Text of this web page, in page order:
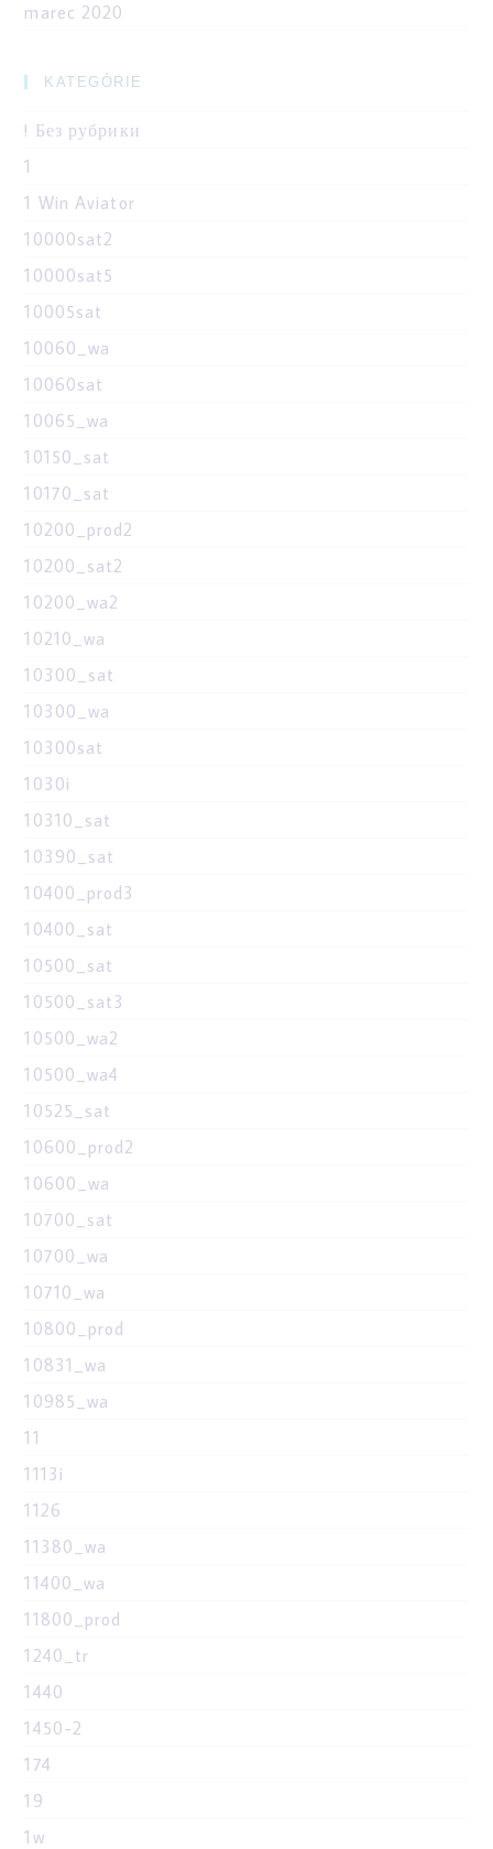
marec 2020
KATEGÓRIE
! Без рубрики
1
1 Win Aviator
10000sat2
10000sat5
10005sat
10060_wa
10060sat
10065_wa
10150_sat
10170_sat
10200_prod2
10200_sat2
10200_wa2
10210_wa
10300_sat
10300_wa
10300sat
1030i
10310_sat
10390_sat
10400_prod3
10400_sat
10500_sat
10500_sat3
10500_wa2
10500_wa4
10525_sat
10600_prod2
10600_wa
10700_sat
10700_wa
10710_wa
10800_prod
10831_wa
10985_wa
11
1113i
1126
11380_wa
11400_wa
11800_prod
1240_tr
1440
1450-2
174
19
1w